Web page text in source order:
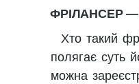
ФРІЛАНСЕР —
Хто такий
полягає суть
можна